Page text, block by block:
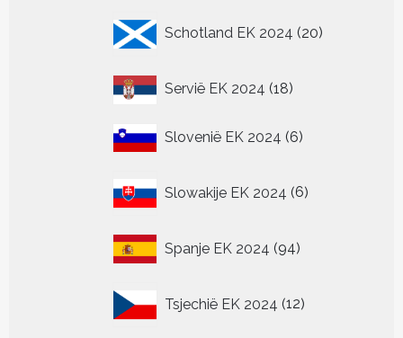
Schotland EK 2024 20
producten
Servië EK 2024 1818
Slovenië EK 2024 66
Slowakije EK 2024 6
producten
Spanje EK 2024 9494
Tsjechië EK 2024 12
producten